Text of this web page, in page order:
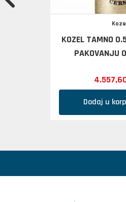
KOZEL TAMNO
PAKOVANJU
4.557,
Dodaj u